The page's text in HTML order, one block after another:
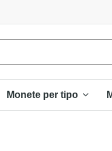
Monete per tipo